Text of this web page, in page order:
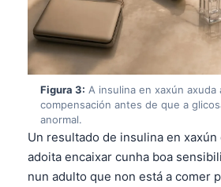
Figura 3: A insulina en xaxún axuda
compensación antes de que a
anormal.
Un resultado de insulina en xaxún
adoita encaixar cunha boa
nun adulto que non está a comer